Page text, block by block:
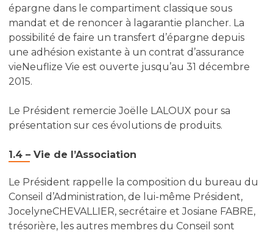
épargne dans le compartiment classique sous
mandat et de renoncer à lagarantie plancher. La
possibilité de faire un transfert d’épargne depuis
une adhésion existante à un contrat d’assurance
vieNeuflize Vie est ouverte jusqu’au 31 décembre
2015.
Le Président remercie Joëlle LALOUX pour sa
présentation sur ces évolutions de produits.
1.4 – Vie de l’Association
Le Président rappelle la composition du bureau du
Conseil d’Administration, de lui-même Président,
JocelyneCHEVALLIER, secrétaire et Josiane FABRE,
trésorière, les autres membres du Conseil sont